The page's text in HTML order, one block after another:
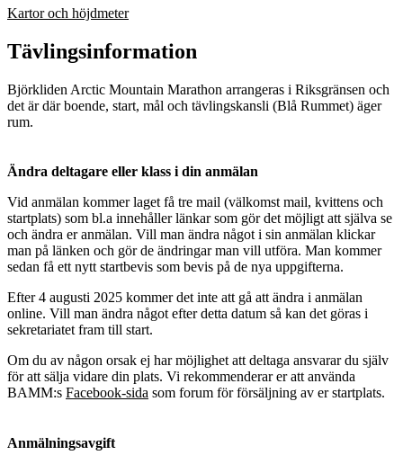
Kartor och höjdmeter
Tävlingsinformation
Björkliden Arctic Mountain Marathon arrangeras i Riksgränsen och
det är där boende, start, mål och tävlingskansli (Blå Rummet) äger
rum.
Ändra deltagare eller klass i din anmälan
Vid anmälan kommer laget få tre mail (välkomst mail, kvittens och
startplats) som bl.a innehåller länkar som gör det möjligt att själva se
och ändra er anmälan. Vill man ändra något i sin anmälan klickar
man på länken och gör de ändringar man vill utföra. Man kommer
sedan få ett nytt startbevis som bevis på de nya uppgifterna.
Efter 4 augusti 2025 kommer det inte att gå att ändra i anmälan
online. Vill man ändra något efter detta datum så kan det göras i
sekretariatet fram till start.
Om du av någon orsak ej har möjlighet att deltaga ansvarar du själv
för att sälja vidare din plats. Vi rekommenderar er att använda
BAMM:s Facebook-sida som forum för försäljning av er startplats.
Anmälningsavgift